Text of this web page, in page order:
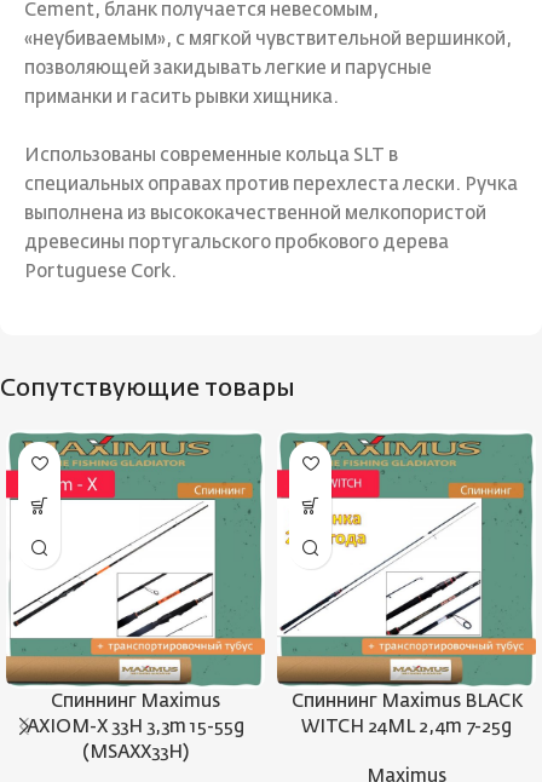
Cement, бланк получается невесомым,
«неубиваемым», с мягкой чувствительной вершинкой,
позволяющей закидывать легкие и парусные
приманки и гасить рывки хищника.
Использованы современные кольца SLT в
специальных оправах против перехлеста лески. Ручка
выполнена из высококачественной мелкопористой
древесины португальского пробкового дерева
Portuguese Cork.
Сопутствующие товары
Спиннинг Maximus
AXIOM-X 33H 3,3m 15-55g
(MSAXX33H)
Спиннинг Maximus BLACK
WITCH 24ML 2,4m 7-25g
Maximus